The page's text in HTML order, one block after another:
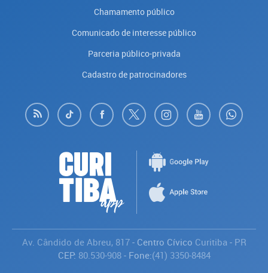
Chamamento público
Comunicado de interesse público
Parceria público-privada
Cadastro de patrocinadores
Av. Cândido de Abreu, 817- Centro Cívico Curitiba - PR
CEP: 80.530-908- Fone:(41) 3350-8484